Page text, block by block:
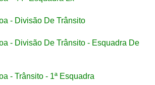
- Divisão De Trânsito
- Divisão De Trânsito - Esquadra De
- Trânsito - 1ª Esquadra